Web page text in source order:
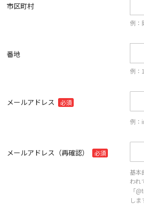
市区町村
例：
番地
例：
メールアドレス 必須
例：
メールアドレス（再確認） 必須
基本
われ
「
しま